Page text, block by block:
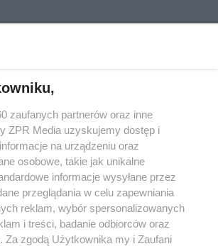
zaufanych partnerów oraz inne
ZPR Media uzyskujemy dostęp i
na urządzeniu oraz
osobowe, takie jak unikalne
informacje wysyłane przez
przeglądania w celu zapewniania
reklam, wybór spersonalizowanych
i treści, badanie odbiorców oraz
Za zgodą Użytkownika my i Zaufani